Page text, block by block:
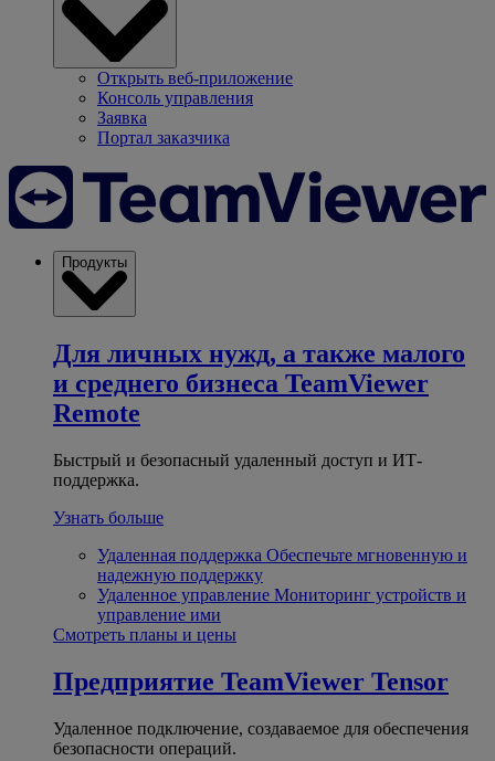
Открыть веб-приложение
Консоль управления
Заявка
Портал заказчика
Продукты
Для личных нужд, а также малого
и среднего бизнеса TeamViewer
Remote
Быстрый и безопасный удаленный доступ и ИТ-
поддержка.
Узнать больше
Удаленная поддержка Обеспечьте мгновенную и
надежную поддержку
Удаленное управление Мониторинг устройств и
управление ими
Смотреть планы и цены
Предприятие TeamViewer Tensor
Удаленное подключение, создаваемое для обеспечения
безопасности операций.